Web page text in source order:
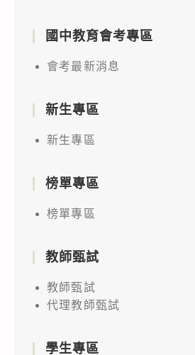
國中教育會考專區
會考最新消息
新生專區
新生專區
榜單專區
榜單專區
教師甄試
教師甄試
代理教師甄試
學生專區